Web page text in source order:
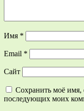
Имя *
Email *
Сайт
Сохранить моё имя,
последующих моих